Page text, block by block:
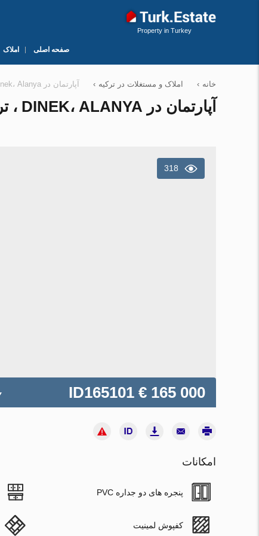
Property in Turkey
صفحه اصلی املاک
خانه › املاک و مستغلات در ترکیه › آپارتمان در Dinek، Alanya ، ترکیه 57 متر مربع. شماره 165101
آپارتمان در DINEK، ALANYA ، ترکیه 57 متر مربع. شماره 165101
318
ID165101 € 165 000
امکانات
پنجره های دو جداره PVC
کفپوش لمینیت